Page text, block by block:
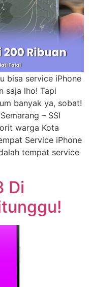
bisa service iPhone
saja lho! Tapi
banyak ya, sobat!
– SSI
warga Kota
Service iPhone
tempat service
Di